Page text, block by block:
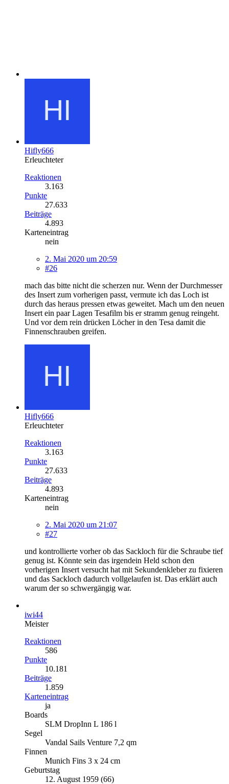
Hifly666
Erleuchteter
Reaktionen
3.163
Punkte
27.633
Beiträge
4.893
Karteneintrag
nein
2. Mai 2020 um 20:59
#26
mach das bitte nicht die scherzen nur. Wenn der Durchmesser
des Insert zum vorherigen passt, vermute ich das Loch ist
durch das heraus pressen etwas geweitet. Mach um den neuen
Insert ein paar Lagen Tesafilm bis er stramm genug reingeht.
Und vor dem rein drücken Löcher in den Tesa damit die
Finnenschrauben greifen.
Hifly666
Erleuchteter
Reaktionen
3.163
Punkte
27.633
Beiträge
4.893
Karteneintrag
nein
2. Mai 2020 um 21:07
#27
und kontrollierte vorher ob das Sackloch für die Schraube tief
genug ist. Könnte sein das irgendein Held schon den
vorherigen Insert versucht hat mit Sekundenkleber zu fixieren
und das Sackloch dadurch vollgelaufen ist. Das erklärt auch
warum der so schwergängig war.
iwi44
Meister
Reaktionen
586
Punkte
10.181
Beiträge
1.859
Karteneintrag
ja
Boards
SLM DropInn L 186 l
Segel
Vandal Sails Venture 7,2 qm
Finnen
Munich Fins 3 x 24 cm
Geburtstag
12. August 1959 (66)